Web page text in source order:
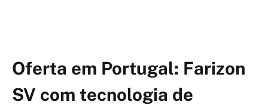
Oferta em Portugal: Farizon
SV com tecnologia de